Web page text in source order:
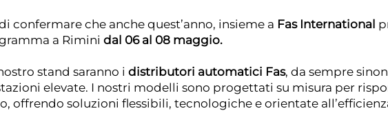
confermare che anche quest’anno, insieme a Fas International
a Rimini dal 06 al 08 maggio.
stand saranno i distributori automatici Fas, da sempre
elevate. I nostri modelli sono progettati su misura per
offrendo soluzioni flessibili, tecnologiche e orientate